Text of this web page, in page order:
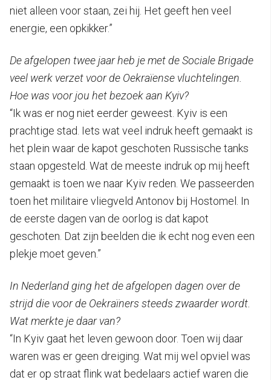
niet alleen voor staan, zei hij. Het geeft hen veel
energie, een opkikker.”
De afgelopen twee jaar heb je met de Sociale Brigade
veel werk verzet voor de Oekraïense vluchtelingen.
Hoe was voor jou het bezoek aan Kyiv?
“Ik was er nog niet eerder geweest. Kyiv is een
prachtige stad. Iets wat veel indruk heeft gemaakt is
het plein waar de kapot geschoten Russische tanks
staan opgesteld. Wat de meeste indruk op mij heeft
gemaakt is toen we naar Kyiv reden. We passeerden
toen het militaire vliegveld Antonov bij Hostomel. In
de eerste dagen van de oorlog is dat kapot
geschoten. Dat zijn beelden die ik echt nog even een
plekje moet geven.”
In Nederland ging het de afgelopen dagen over de
strijd die voor de Oekraïners steeds zwaarder wordt.
Wat merkte je daar van?
“In Kyiv gaat het leven gewoon door. Toen wij daar
waren was er geen dreiging. Wat mij wel opviel was
dat er op straat flink wat bedelaars actief waren die